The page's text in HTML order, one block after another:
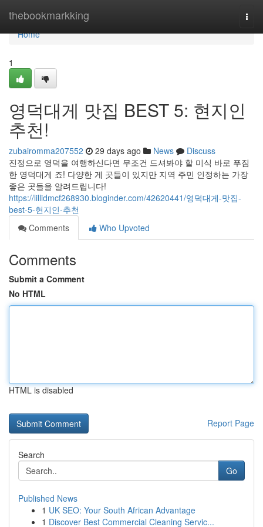
thebookmarkking
Home
Home
1
영덕대게 맛집 BEST 5: 현지인
추천!
zubairomma207552 29 days ago News
Discuss
진정으로 영덕을 여행하신다면 무조건 드셔봐야 할 미식 바로 푸짐
한 영덕대게 죠! 다양한 게 곳들이 있지만 지역 주민 인정하는 가장
좋은 곳들을 알려드립니다!
https://lillidmcf268930.bloginder.com/42620441/영덕대게-맛집-
best-5-현지인-추천
Comments
Who Upvoted
Comments
Submit a Comment
No HTML
HTML is disabled
Report Page
Search
Go
Published News
1 UK SEO: Your South African Advantage
1 Discover Best Commercial Cleaning Servic...